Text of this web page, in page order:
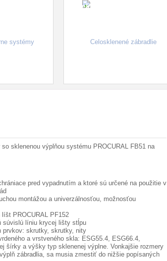
systémy Celosklenené zábradlie
sklenenou výplňou systému PROCURAL FB51 na
pred vypadnutím a ktoré sú určené na použitie v
montážou a univerzálnosťou, možnosťou
PROCURAL PF152
súvislú líniu krycej lišty stĺpu
skrutky, skrutky, nity
a vrstveného skla: ESG55.4, ESG66.4,
šírky a výšky typ sklenenej výplne. Vonkajšie rozmery
zábradlia, sa musia zmestiť do nižšie popísaných